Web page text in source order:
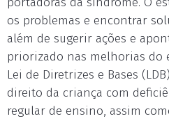
os problemas e encontrar
além de sugerir ações e
priorizado nas melhorias do
Lei de Diretrizes e Bases
direito da criança com
regular de ensino, assim